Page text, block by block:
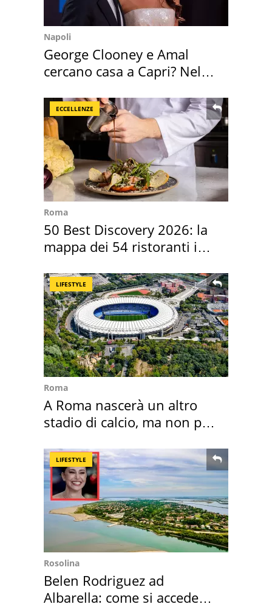
Napoli
George Clooney e Amal
cercano casa a Capri? Nel
ECCELLENZE
Roma
50 Best Discovery 2026: la
mappa dei 54 ristoranti in
LIFESTYLE
Roma
A Roma nascerà un altro
stadio di calcio, ma non per
LIFESTYLE
Rosolina
Belen Rodriguez ad
Albarella: come si accede